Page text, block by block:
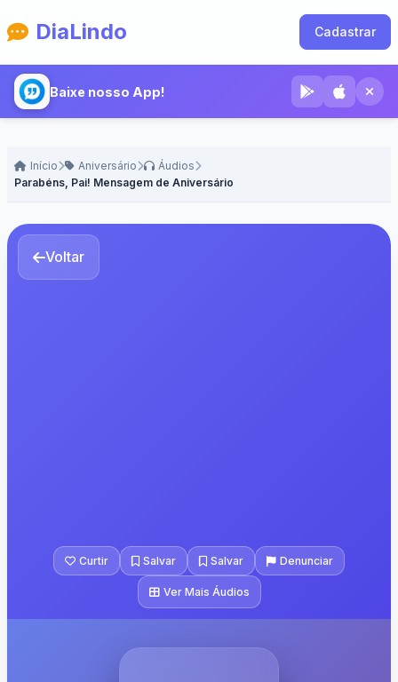
DiaLindo Cadastrar
Baixe nosso App!
Início Aniversário
Áudios
Parabéns, Pai! Mensagem de Aniversário - Voz Feminina
Voltar
Curtir Salvar Salvar Denunciar
Ver Mais Áudios